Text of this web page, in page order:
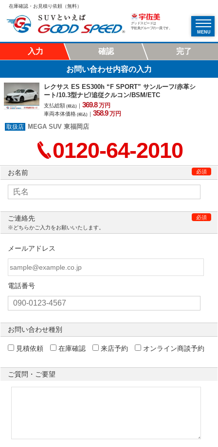
在庫確認・お見積り依頼（無料）
グッドスピードは
宇佐美グループの一員です。
MENU
入力 確認 完了
お問い合わせ内容の入力
レクサス ES ES300h “F SPORT” サンルーフ/赤革シ
ート/10.3型ナビ/追従クルコン/BSM/ETC
支払総額 (税込) ｜369.8 万円
車両本体価格 (税込) ｜358.9 万円
MEGA SUV 東福岡店
0120-64-2010
お名前 必須
ご連絡先
必須
※どちらかご入力をお願いいたします。
メールアドレス
電話番号
お問い合わせ種別
見積依頼 在庫確認 来店予約 オンライン商談予約
ご質問・ご要望